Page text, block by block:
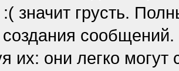
:( значит грусть.
сообщений.
их: они легко